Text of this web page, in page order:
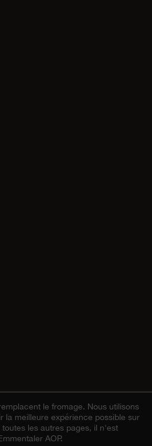
le fromage. Nous utilisons
la meilleure expérience possible sur
les autres pages, il n'est
AOP.